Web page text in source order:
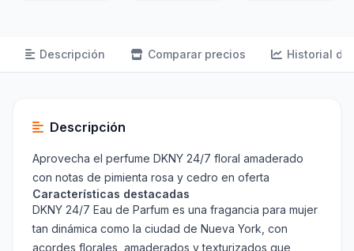
Descripción Comparar precios Historial de
Descripción
Aprovecha el perfume DKNY 24/7 floral amaderado
con notas de pimienta rosa y cedro en oferta
Características destacadas
DKNY 24/7 Eau de Parfum es una fragancia para mujer
tan dinámica como la ciudad de Nueva York, con
acordes florales, amaderados y texturizados que